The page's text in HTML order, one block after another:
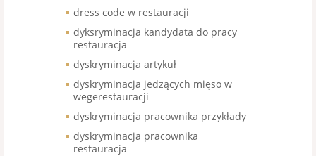
dress code w restauracji
dyksryminacja kandydata do pracy
restauracja
dyskryminacja artykuł
dyskryminacja jedzących mięso w
wegerestauracji
dyskryminacja pracownika przykłady
dyskryminacja pracownika
restauracja